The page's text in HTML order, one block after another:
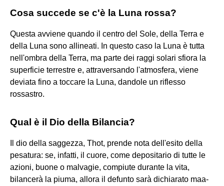
Cosa succede se c'è la Luna rossa?
Questa avviene quando il centro del Sole, della Terra e
della Luna sono allineati. In questo caso la Luna è tutta
nell'ombra della Terra, ma parte dei raggi solari sfiora la
superficie terrestre e, attraversando l'atmosfera, viene
deviata fino a toccare la Luna, dandole un riflesso
rossastro.
Qual è il Dio della Bilancia?
Il dio della saggezza, Thot, prende nota dell'esito della
pesatura: se, infatti, il cuore, come depositario di tutte le
azioni, buone o malvagie, compiute durante la vita,
bilancerà la piuma, allora il defunto sarà dichiarato maa-